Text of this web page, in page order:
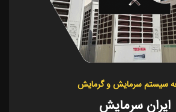
سیستم سرمایش و گرمایش
ایران سرمایش